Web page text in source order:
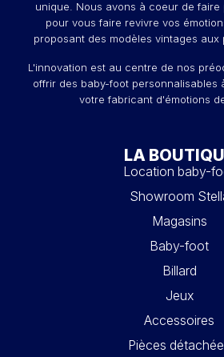
unique. Nous avons à coeur de
pour vous faire revivre vos
proposant des modèles vintages aux
L'innovation est au centre de nos
offrir des baby-foot personnalisables
votre fabricant d'émotions
LA
Location baby-
Showroom
Magasins
Baby-foot
Billard
Jeux
Accessoires
Pièces